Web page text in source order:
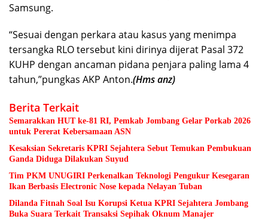
Samsung.
“Sesuai dengan perkara atau kasus yang menimpa
tersangka RLO tersebut kini dirinya dijerat Pasal 372
KUHP dengan ancaman pidana penjara paling lama 4
tahun,”pungkas AKP Anton.(Hms anz)
Berita Terkait
Semarakkan HUT ke-81 RI, Pemkab Jombang Gelar Porkab 2026
untuk Pererat Kebersamaan ASN
Kesaksian Sekretaris KPRI Sejahtera Sebut Temukan Pembukuan
Ganda Diduga Dilakukan Suyud
Tim PKM UNUGIRI Perkenalkan Teknologi Pengukur Kesegaran
Ikan Berbasis Electronic Nose kepada Nelayan Tuban
Dilanda Fitnah Soal Isu Korupsi Ketua KPRI Sejahtera Jombang
Buka Suara Terkait Transaksi Sepihak Oknum Manajer